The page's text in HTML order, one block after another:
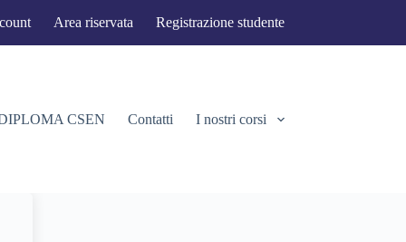
Area riservata Registrazione studente
CSEN Contatti I nostri corsi